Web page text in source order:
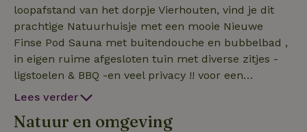
loopafstand van het dorpje Vierhouten, vind je dit
prachtige Natuurhuisje met een mooie Nieuwe
Finse Pod Sauna met buitendouche en bubbelbad ,
in eigen ruime afgesloten tuin met diverse zitjes -
ligstoelen & BBQ -en veel privacy !! voor een
geweldige vakantie of weekendje weg Ontbijt kan
zet het in het kastje voor nog meer luxe .Eigen privé
Lees verder
Natuur en omgeving